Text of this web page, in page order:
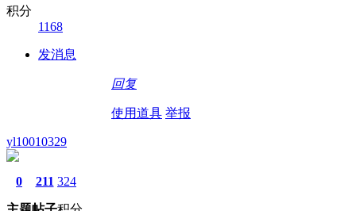
积分
1168
发消息
回复
使用道具 举报
yl10010329
0 211 324